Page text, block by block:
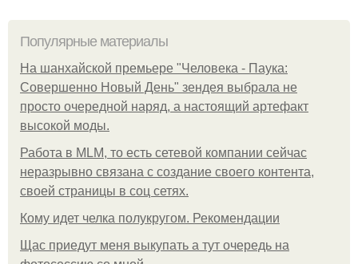
Популярные материалы
На шанхайской премьере "Человека - Паука:
Совершенно Новый День" зендея выбрала не
просто очередной наряд, а настоящий артефакт
высокой моды.
Работа в MLM, то есть сетевой компании сейчас
неразрывно связана с создание своего контента,
своей страницы в соц сетях.
Кому идет челка полукругом. Рекомендации
Щас приедут меня выкупать а тут очередь на